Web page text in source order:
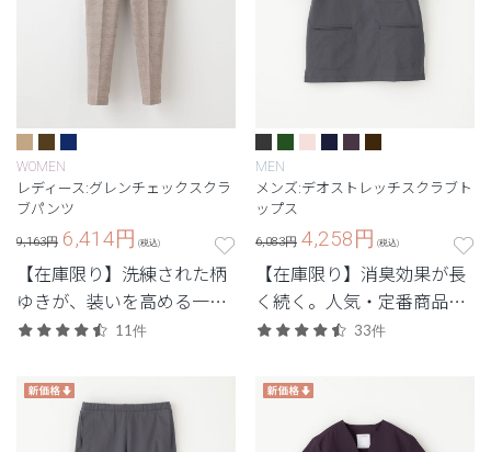
WOMEN
レディース:グレンチェックスクラ
ブパンツ
9,163円 6,414円 (税込)
【在庫限り】洗練された柄
ゆきが、装いを高める一
着。人気の名品が特別復
11件
MEN
メンズ:デオストレッチスクラブト
ップス
6,083円 4,258円 (税込)
【在庫限り】消臭効果が長
く続く。人気・定番商品の
デオをアップデートした機
33件